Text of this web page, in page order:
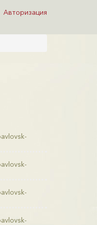
Авторизация